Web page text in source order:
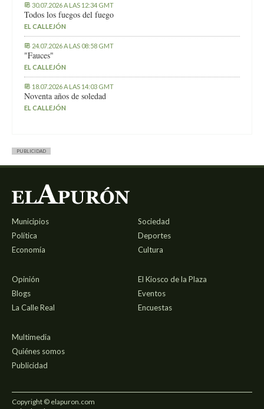
30.07.2026 A LAS 12:34 GMT
Todos los fuegos del fuego
EL CALLEJÓN
24.07.2026 A LAS 08:58 GMT
"Fauces"
EL CALLEJÓN
18.07.2026 A LAS 14:03 GMT
Noventa años de soledad
EL CALLEJÓN
PUBLICIDAD
Municipios
Política
Economía
Sociedad
Deportes
Cultura
Opinión
Blogs
La Calle Real
El Kiosco de la Plaza
Eventos
Encuestas
Multimedia
Quiénes somos
Publicidad
Copyright © elapuron.com